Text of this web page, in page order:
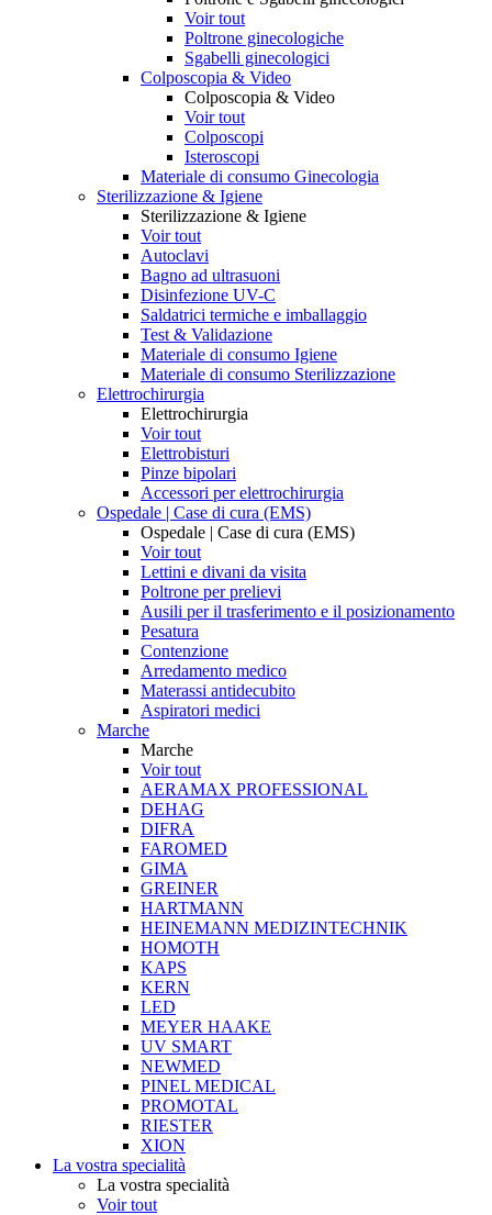
Voir tout
Poltrone ginecologiche
Sgabelli ginecologici
Colposcopia & Video
Colposcopia & Video
Voir tout
Colposcopi
Isteroscopi
Materiale di consumo Ginecologia
Sterilizzazione & Igiene
Sterilizzazione & Igiene
Voir tout
Autoclavi
Bagno ad ultrasuoni
Disinfezione UV-C
Saldatrici termiche e imballaggio
Test & Validazione
Materiale di consumo Igiene
Materiale di consumo Sterilizzazione
Elettrochirurgia
Elettrochirurgia
Voir tout
Elettrobisturi
Pinze bipolari
Accessori per elettrochirurgia
Ospedale | Case di cura (EMS)
Ospedale | Case di cura (EMS)
Voir tout
Lettini e divani da visita
Poltrone per prelievi
Ausili per il trasferimento e il posizionamento
Pesatura
Contenzione
Arredamento medico
Materassi antidecubito
Aspiratori medici
Marche
Marche
Voir tout
AERAMAX PROFESSIONAL
DEHAG
DIFRA
FAROMED
GIMA
GREINER
HARTMANN
HEINEMANN MEDIZINTECHNIK
HOMOTH
KAPS
KERN
LED
MEYER HAAKE
UV SMART
NEWMED
PINEL MEDICAL
PROMOTAL
RIESTER
XION
La vostra specialità
La vostra specialità
Voir tout